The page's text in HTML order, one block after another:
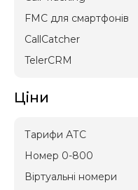
FMC для смартфонів
CallCatcher
TelerCRM
Ціни
Тарифи АТС
Номер 0-800
Віртуальні номери